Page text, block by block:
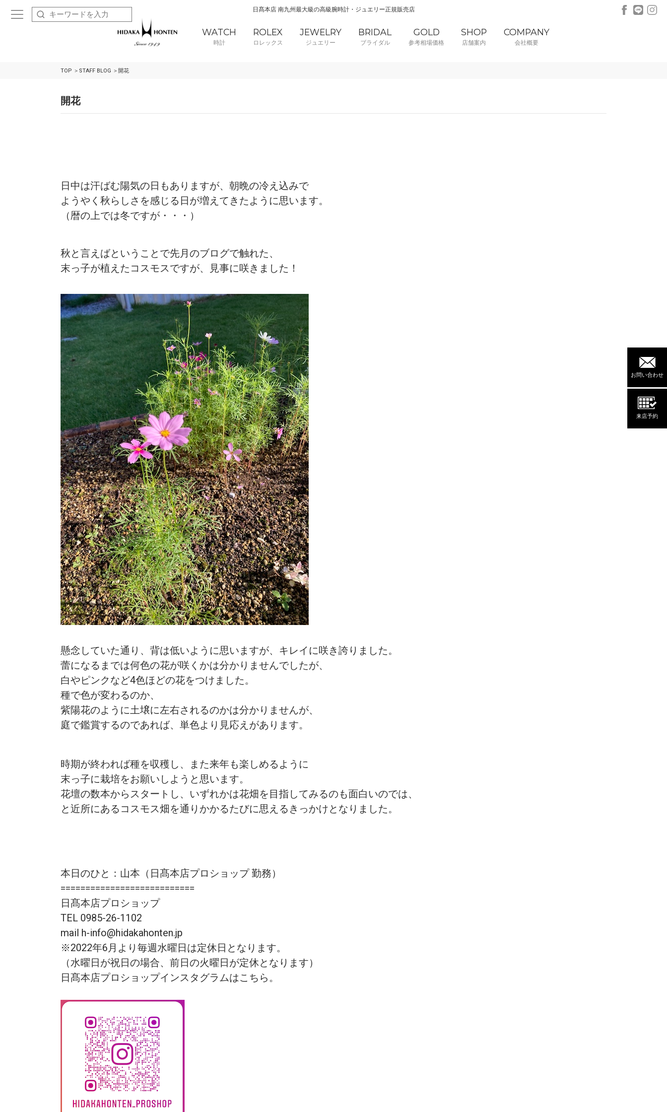
日髙本店 南九州最大級の高級腕時計・ジュエリー正規販売店
WATCH
時計
ROLEX
ロレックス
JEWELRY
ジュエリー
BRIDAL
ブライダル
GOLD
参考相場価格
SHOP
店舗案内
COMPANY
会社概要
お問い合わせ
来店予約
TOP STAFF BLOG 開花
開花
日中は汗ばむ陽気の日もありますが、朝晩の冷え込みで
ようやく秋らしさを感じる日が増えてきたように思います。
（暦の上では冬ですが・・・）
秋と言えばということで先月のブログで触れた、
末っ子が植えたコスモスですが、見事に咲きました！
懸念していた通り、背は低いように思いますが、キレイに咲き誇りました。
蕾になるまでは何色の花が咲くかは分かりませんでしたが、
白やピンクなど4色ほどの花をつけました。
種で色が変わるのか、
紫陽花のように土壌に左右されるのかは分かりませんが、
庭で鑑賞するのであれば、単色より見応えがあります。
時期が終われば種を収穫し、また来年も楽しめるように
末っ子に栽培をお願いしようと思います。
花壇の数本からスタートし、いずれかは花畑を目指してみるのも面白いのでは、
と近所にあるコスモス畑を通りかかるたびに思えるきっかけとなりました。
本日のひと：山本（日髙本店プロショップ 勤務）
===========================
日髙本店プロショップ
TEL 0985-26-1102
mail h-info@hidakahonten.jp
※2022年6月より毎週水曜日は定休日となります。
（水曜日が祝日の場合、前日の火曜日が定休となります）
日髙本店プロショップインスタグラムはこちら。